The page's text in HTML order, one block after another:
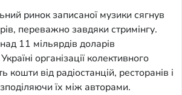
ринок записаної музики сягнув
переважно завдяки стримінгу.
11 мільярдів доларів
організації колективного
кошти від радіостанцій, ресторанів і
їх між авторами.